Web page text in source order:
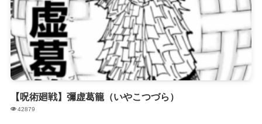
【呪術廻戦】彌虚葛籠（いやこつづら）
42879